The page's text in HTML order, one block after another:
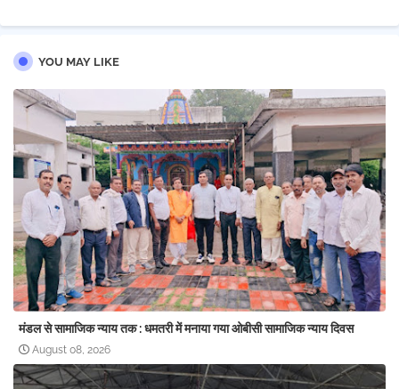
pp
YOU MAY LIKE
मंडल से सामाजिक न्याय तक : धमतरी में मनाया गया ओबीसी सामाजिक न्याय दिवस
August 08, 2026